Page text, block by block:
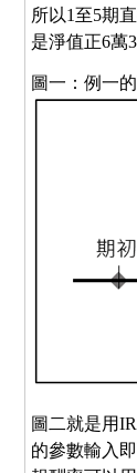
所以1至5期
是淨值正6萬
圖一：例一
圖二就是用
的參數輸入